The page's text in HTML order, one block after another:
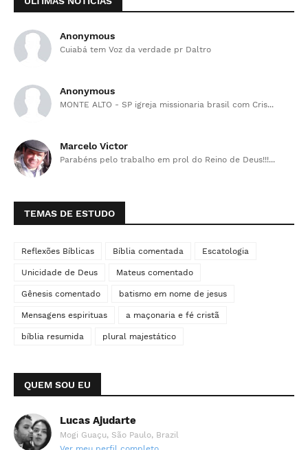
Anonymous
Cuiabá tem Voz da verdade pr Daltro
Anonymous
MONTE ALTO - SP igreja missionaria brasil com Cris...
Marcelo Victor
Parabéns pelo trabalho em prol do Reino de Deus!!!...
TEMAS DE ESTUDO
Reflexões Bíblicas Bíblia comentada Escatologia
Unicidade de Deus Mateus comentado
Gênesis comentado batismo em nome de jesus
Mensagens espirituas a maçonaria e fé cristã
bíblia resumida plural majestático
QUEM SOU EU
Lucas Ajudarte
Mogi Guaçu, São Paulo, Brazil